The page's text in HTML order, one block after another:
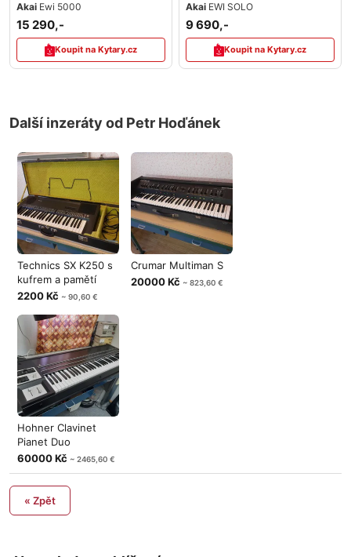
Akai Ewi 5000
15 290,-
Koupit na Kytary.cz
Akai EWI SOLO
9 690,-
Koupit na Kytary.cz
Další inzeráty od Petr Hoďánek
Technics SX K250 s
kufrem a pamětí
2200 Kč ~ 90,60 €
Crumar Multiman S
20000 Kč ~ 823,60 €
Hohner Clavinet
Pianet Duo
60000 Kč ~ 2465,60 €
« Zpět